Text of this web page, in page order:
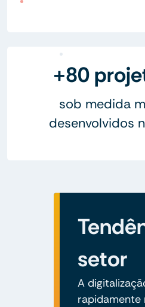
+80
sob medida
desenvolvidos
setor
A
rapidamente